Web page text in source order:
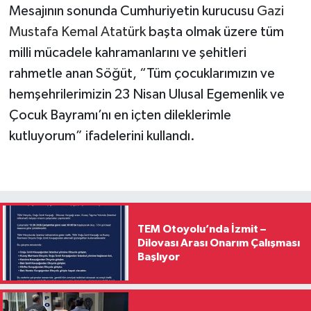
Mesajının sonunda Cumhuriyetin kurucusu Gazi
Mustafa Kemal Atatürkbaşta olmak üzere tüm
milli mücadele kahramanlarını ve şehitleri
rahmetle anan Söğüt, “Tüm çocuklarımızın ve
hemşehrilerimizin 23 Nisan Ulusal Egemenlik ve
Çocuk Bayramı’nı en içten dileklerimle
kutluyorum” ifadelerini kullandı.
TEM Otoyolu’nda İzmit –
Dilovası Arası Onarım Çalışması
Başlıyor